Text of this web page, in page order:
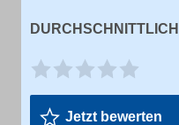
Jetzt bewerten